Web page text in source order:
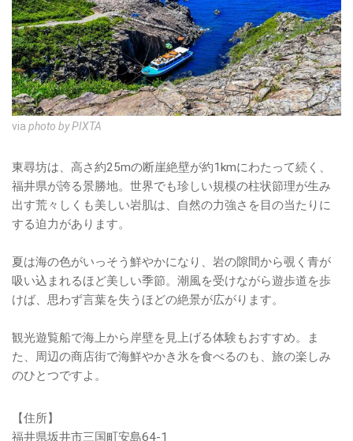
via photo by PIXTA
東尋坊は、高さ約25mの断崖絶壁が約1kmにわたって続く、
福井県が誇る景勝地。世界でも珍しい規模の柱状節理が生み
出す荒々しくも美しい岩肌は、自然の力強さを目の当たりに
する迫力があります。
夏は海の色がいっそう鮮やかになり、岩の隙間から覗く青が
吸い込まれるほど美しい季節。潮風を受けながら遊歩道を歩
けば、思わず言葉を失うほどの絶景が広がります。
観光遊覧船で海上から岸壁を見上げる体験もおすすめ。ま
た、周辺の商店街で海鮮やかき氷を食べるのも、旅の楽しみ
のひとつですよ。
【住所】
福井県坂井市三国町安島64-1